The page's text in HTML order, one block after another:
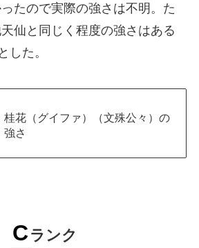
たので実際の強さは不明。た
仙と同じく程度の強さはある
した。
桂花（グイファ）（文殊公々）の
強さ
C ランク